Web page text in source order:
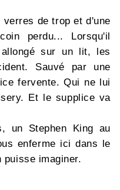
de trop et d'une
perdu... Lorsqu'il
sur un lit, les
Sauvé par une
fervente. Qui ne lui
Et le supplice va
un Stephen King au
enferme ici dans le
imaginer.